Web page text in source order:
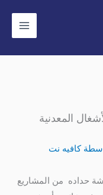
المعدنية
كافيه نت
حداده من المشاريع